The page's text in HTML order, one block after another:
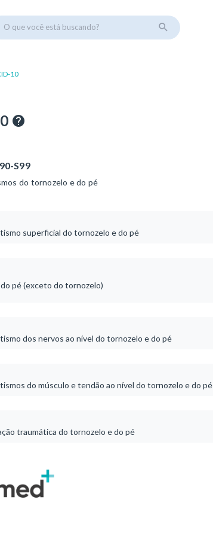
O que você está buscando?
10
S99
do tornozelo e do pé
superficial do tornozelo e do pé
pé (exceto do tornozelo)
dos nervos ao nível do tornozelo e do pé
do músculo e tendão ao nível do tornozelo e do pé
traumática do tornozelo e do pé